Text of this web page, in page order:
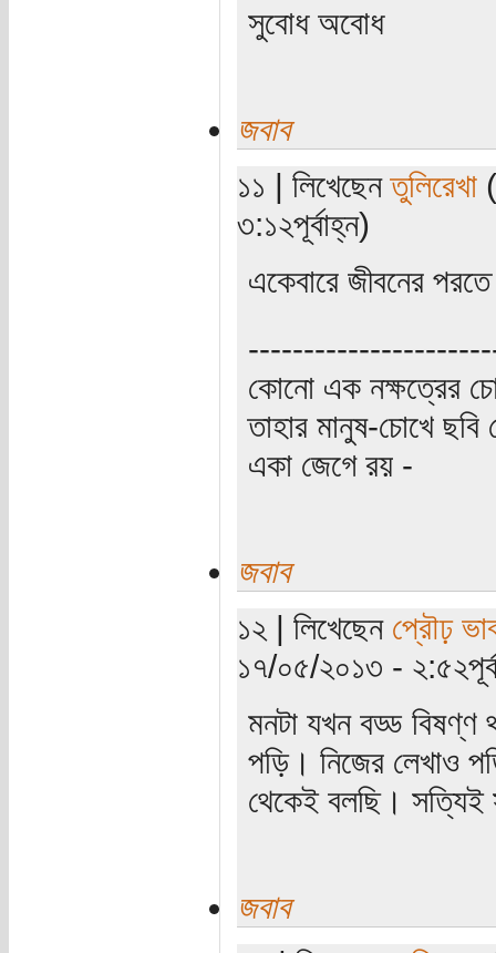
সুবোধ অবোধ
জবাব
১১ | লিখেছেনতুলিরেখা
৩:১২পূর্বাহ্ন)
একেবারে জীবনের
কোনো এক নক্ষত্রের
তাহার মানুষ-চোখে ছবি
একা জেগে রয় -
জবাব
১২ | লিখেছেন প্রৌঢ়
১৭/০৫/২০১৩ -
মনটা যখন বড্ড বিষণ্ণ
পড়ি। নিজের লেখাও
থেকেই বলছি। সত্যিই
জবাব